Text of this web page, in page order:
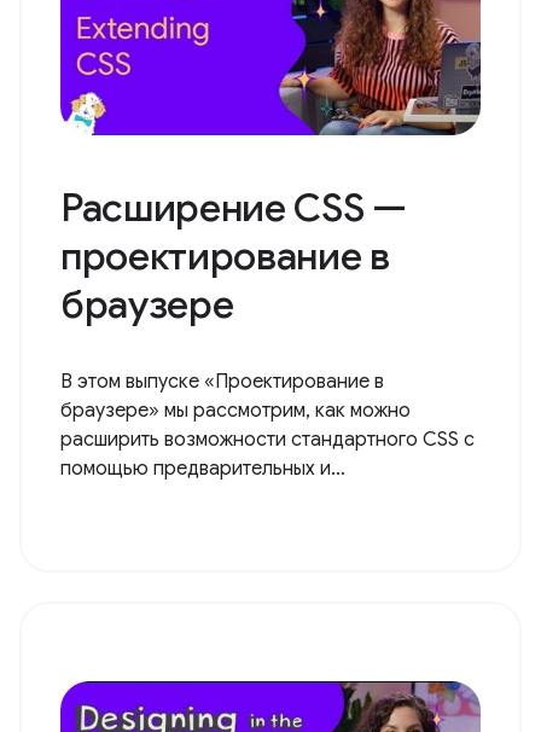
Расширение CSS —
проектирование в
браузере
В этом выпуске «Проектирование в
браузере» мы рассмотрим, как можно
расширить возможности стандартного CSS с
помощью предварительных и…